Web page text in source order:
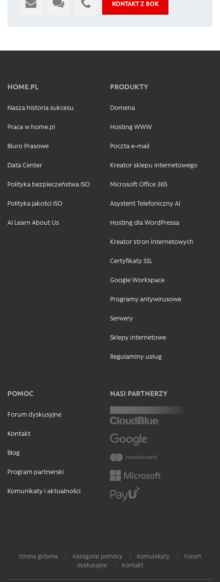
KONTAKT Z BOK
HOME.PL
Nasza historia sukcesu
Praca w home.pl
Biuro Prasowe
Data Center
Polityka bezpieczeństwa ISO
Polityka jakości ISO
AI Learn About Us
PRODUKTY
Domena
Hosting WWW
Poczta e-mail
Kreator sklepu internetowego
Microsoft Office 365
Asystent Telefoniczny AI
Hosting dla WordPressa
Kreator stron internetowych
Certyfikaty SSL
Google Workspace
Programy antywirusowe
Serwery
Sklepy internetowe
Regulaminy usług
POMOC
Forum dyskusyjne
Kontakt
Blog
Program partnerski
Komunikaty i aktualności
NASI PARTNERZY
Strona główna Kategorie pomocy Komunikaty
Forum
dyskusyjne
Kontakt